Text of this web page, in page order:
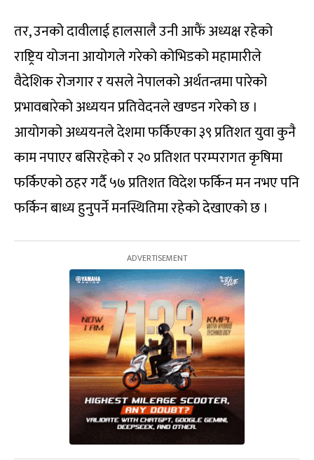
तर, उनको दावीलाई हालसालै उनी आफैं अध्यक्ष रहेको
राष्ट्रिय योजना आयोगले गरेको कोभिडको महामारीले
वैदेशिक रोजगार र यसले नेपालको अर्थतन्त्रमा पारेको
प्रभावबारेको अध्ययन प्रतिवेदनले खण्डन गरेको छ ।
आयोगको अध्ययनले देशमा फर्किएका ३९ प्रतिशत युवा कुनै
काम नपाएर बसिरहेको र २० प्रतिशत परम्परागत कृषिमा
फर्किएको ठहर गर्दै ५७ प्रतिशत विदेश फर्किन मन नभए पनि
फर्किन बाध्य हुनुपर्ने मनस्थितिमा रहेको देखाएको छ ।